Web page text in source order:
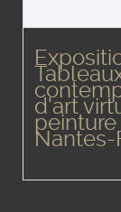
d'art
Nantes-